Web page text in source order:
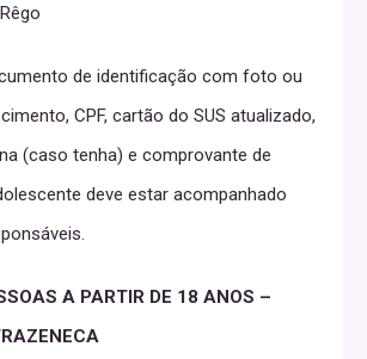
de identificação com foto ou
CPF, cartão do SUS atualizado,
(caso tenha) e comprovante de
deve estar acompanhado
A PARTIR DE 18 ANOS –